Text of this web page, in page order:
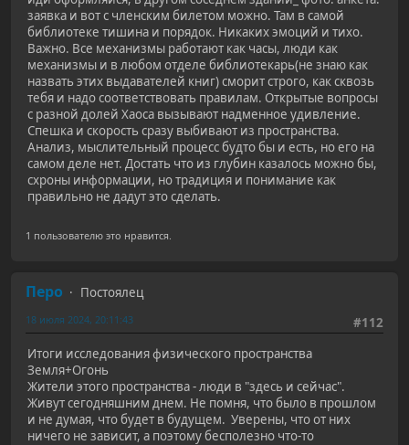
заявка и вот с членским билетом можно. Там в самой
библиотеке тишина и порядок. Никаких эмоций и тихо.
Важно. Все механизмы работают как часы, люди как
механизмы и в любом отделе библиотекарь(не знаю как
назвать этих выдавателей книг) сморит строго, как сквозь
тебя и надо соответствовать правилам. Открытые вопросы
с разной долей Хаоса вызывают надменное удивление.
Спешка и скорость сразу выбивают из пространства.
Анализ, мыслительный процесс будто бы и есть, но его на
самом деле нет. Достать что из глубин казалось можно бы,
схроны информации, но традиция и понимание как
правильно не дадут это сделать.
1 пользователю это нравится.
Перо
Постоялец
#112
18 июля 2024, 20:11:43
Итоги исследования физического пространства
Земля+Огонь
Жители этого пространства - люди в "здесь и сейчас".
Живут сегодняшним днем. Не помня, что было в прошлом
и не думая, что будет в будущем. Уверены, что от них
ничего не зависит, а поэтому бесполезно что-то